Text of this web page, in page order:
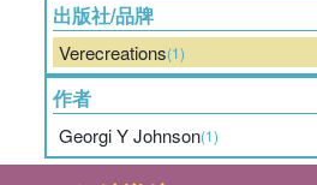
出版社/品牌
Verecreations(1)
作者
Georgi Y Johnson(1)